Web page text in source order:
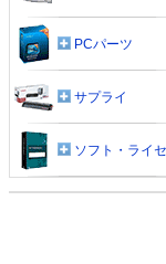
PCパーツ
サプライ
ソフト・ライ